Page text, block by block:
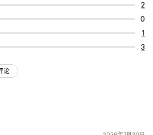
2
0
1
3
论